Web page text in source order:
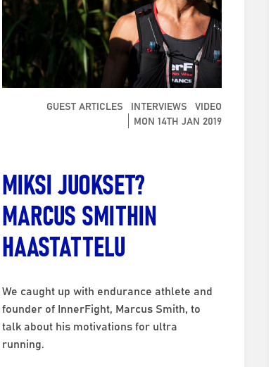
GUEST ARTICLES INTERVIEWS VIDEO
MON 14TH JAN 2019
MIKSI JUOKSET?
MARCUS SMITHIN
HAASTATTELU
We caught up with endurance athlete and
founder of InnerFight, Marcus Smith, to
talk about his motivations for ultra
running.